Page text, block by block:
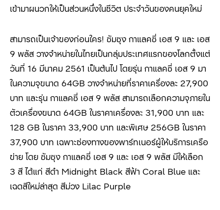
เข้ามาผนวกให้เป็นส่วนหนึ่งในชีวิต ประจำวันของคนยุคใหม่
สามารถเป็นเจ้าของก่อนใคร! ซัมซุง กาแลคซี่ เอส 9 และ เอส
9 พลัส วางจำหน่ายในไทยเป็นกลุ่มประเทศแรกของโลกตั้งแต่
วันที่ 16 มีนาคม 2561 เป็นต้นไป โดยรุ่น กาแลคซี่ เอส 9 มา
ในความจุขนาด 64GB วางจำหน่ายที่ราคาเครื่องละ 27,900
บาท และรุ่น กาแลคซี่ เอส 9 พลัส สามารถเลือกความจุภายใน
ตัวเครื่องขนาด 64GB ในราคาเครื่องละ 31,900 บาท และ
128 GB ในราคา 33,900 บาท และพิเศษ 256GB ในราคา
37,900 บาท เฉพาะช่องทางของพาร์ทเนอร์ผู้ให้บริการเครือ
ข่าย โดย ซัมซุง กาแลคซี่ เอส 9 และ เอส 9 พลัส มีให้เลือก
3 สี ได้แก่ สีดำ Midnight Black สีฟ้า Coral Blue และ
เฉดสีใหม่ล่าสุด สีม่วง Lilac Purple